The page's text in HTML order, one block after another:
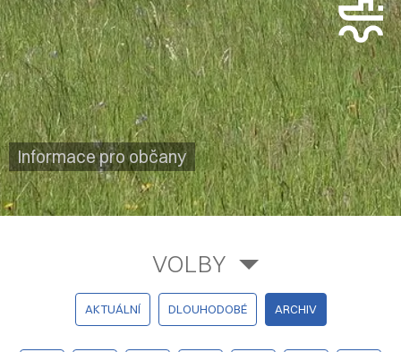
Informace pro občany
VOLBY
AKTUÁLNÍ DLOUHODOBÉ ARCHIV